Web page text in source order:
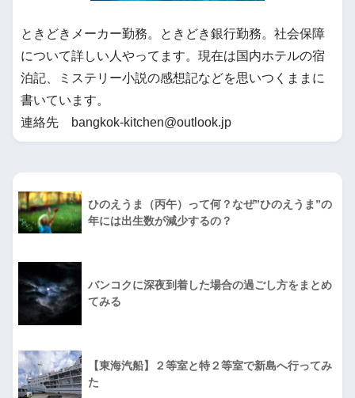
ときどきメーカー勤務。ときどき銀行勤務。社会保障
について詳しい人やってます。現在は国内ホテルの宿
泊記、ミステリー小説の感想記などを思いつくままに
書いています。
連絡先 bangkok-kitchen@outlook.jp
ひのえうま（丙午）って何？なぜ”ひのえうま”の
年には出生数が減少するの？
バンコクに深夜到着した場合の過ごし方をまとめ
てみる
【東海汽船】２等室と特２等室で新島へ行ってみ
た